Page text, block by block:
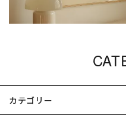
カテゴリー